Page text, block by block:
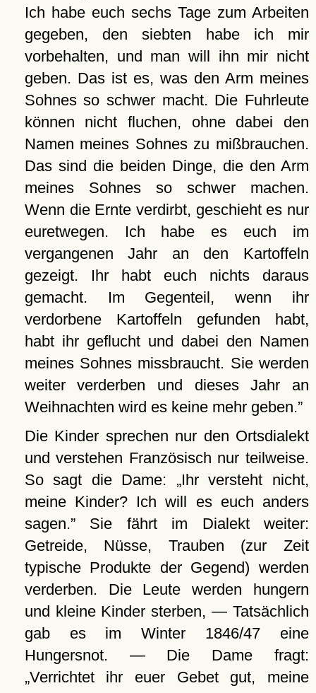
Ich habe euch sechs Tage zum Arbeiten
gegeben, den siebten habe ich mir
vorbehalten, und man will ihn mir nicht
geben. Das ist es, was den Arm meines
Sohnes so schwer macht. Die Fuhrleute
können nicht fluchen, ohne dabei den
Namen meines Sohnes zu mißbrauchen.
Das sind die beiden Dinge, die den Arm
meines Sohnes so schwer machen.
Wenn die Ernte verdirbt, geschieht es nur
euretwegen. Ich habe es euch im
vergangenen Jahr an den Kartoffeln
gezeigt. Ihr habt euch nichts daraus
gemacht. Im Gegenteil, wenn ihr
verdorbene Kartoffeln gefunden habt,
habt ihr geflucht und dabei den Namen
meines Sohnes missbraucht. Sie werden
weiter verderben und dieses Jahr an
Weihnachten wird es keine mehr geben.
Die Kinder sprechen nur den Ortsdialekt
und verstehen Französisch nur teilweise.
So sagt die Dame:
Ihr versteht nicht,
meine Kinder? Ich will es euch anders
sagen. Sie fährt im Dialekt weiter:
Getreide, Nüsse, Trauben (zur Zeit
typische Produkte der Gegend) werden
verderben. Die Leute werden hungern
und kleine Kinder sterben, — Tatsächlich
gab es im Winter 1846/47 eine
Hungersnot. — Die Dame fragt:
Verrichtet ihr euer Gebet gut, meine